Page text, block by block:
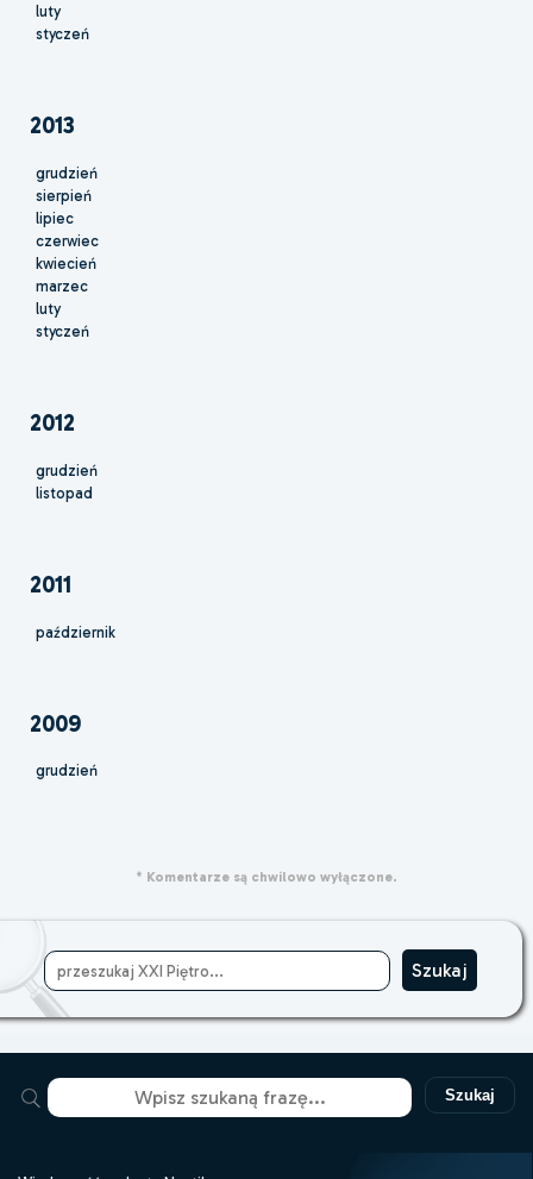
luty
styczeń
2013
grudzień
sierpień
lipiec
czerwiec
kwiecień
marzec
luty
styczeń
2012
grudzień
listopad
2011
październik
2009
grudzień
* Komentarze są chwilowo wyłączone.
Szukaj